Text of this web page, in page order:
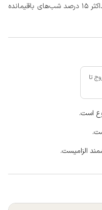
در غیر اینصورت اجاره شب اول بعلاوه حداکثر 15 درصد شب‌های باقیمانده
تا
است.
الزامیست.